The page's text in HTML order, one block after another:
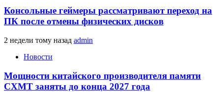
Консольные геймеры рассматривают переход на
ПК после отмены физических дисков
2 недели тому назад admin
Новости
Мощности китайского производителя памяти
CXMT заняты до конца 2027 года